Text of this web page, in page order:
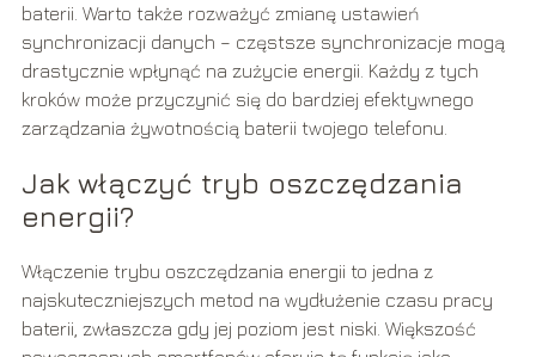
baterii. Warto także rozważyć zmianę ustawień
synchronizacji danych – częstsze synchronizacje mogą
drastycznie wpłynąć na zużycie energii. Każdy z tych
kroków może przyczynić się do bardziej efektywnego
zarządzania żywotnością baterii twojego telefonu.
Jak włączyć tryb oszczędzania
energii?
Włączenie trybu oszczędzania energii to jedna z
najskuteczniejszych metod na wydłużenie czasu pracy
baterii, zwłaszcza gdy jej poziom jest niski. Większość